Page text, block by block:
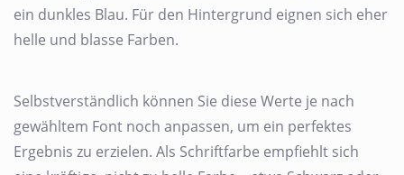
ein dunkles Blau. Für den Hintergrund eignen sich eher
helle und blasse Farben.
Selbstverständlich können Sie diese Werte je nach
gewähltem Font noch anpassen, um ein perfektes
Ergebnis zu erzielen. Als Schriftfarbe empfiehlt sich